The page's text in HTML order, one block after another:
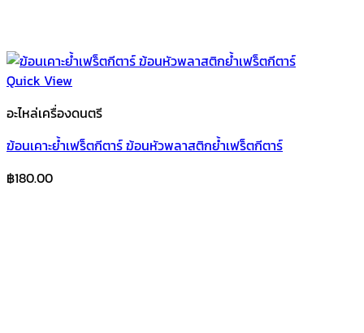
Quick View
อะไหล่เครื่องดนตรี
ฆ้อนเคาะย้ำเฟร็ตกีตาร์ ฆ้อนหัวพลาสติกย้ำเฟร็ตกีตาร์
฿180.00